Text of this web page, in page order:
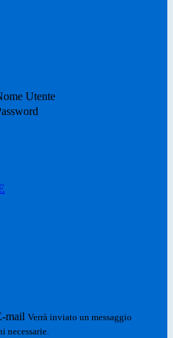
Utente
mail Verrà inviato un messaggio
necessarie.